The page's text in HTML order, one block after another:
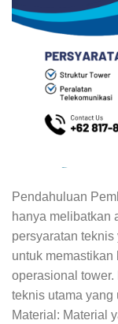
Pendahuluan
hanya melibatkan
persyaratan
untuk
operasional
teknis utama yang
Material: Material